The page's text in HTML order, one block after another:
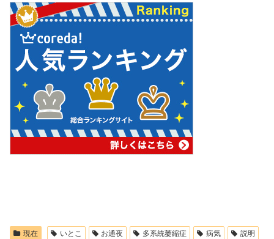
現在 いとこ お通夜 多系統萎縮症 病気
説明